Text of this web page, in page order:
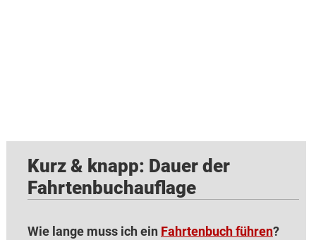
Kurz & knapp: Dauer der
Fahrtenbuchauflage
Wie lange muss ich ein Fahrtenbuch führen?